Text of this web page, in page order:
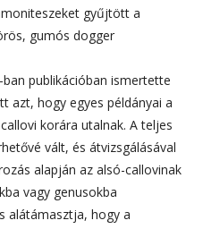
gyűjtött a
gumós dogger
publikációban ismertette
azt, hogy egyes példányai a
korára utalnak. A teljes
vált, és átvizsgálásával
alapján az alsó-callovinak
vagy genusokba
alátámasztja, hogy a